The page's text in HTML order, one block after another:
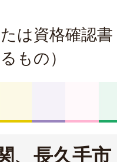
は資格確認
もの）
、長久手